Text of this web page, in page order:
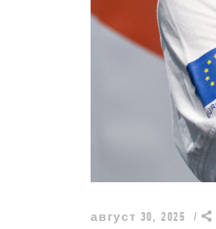
август 30, 2025